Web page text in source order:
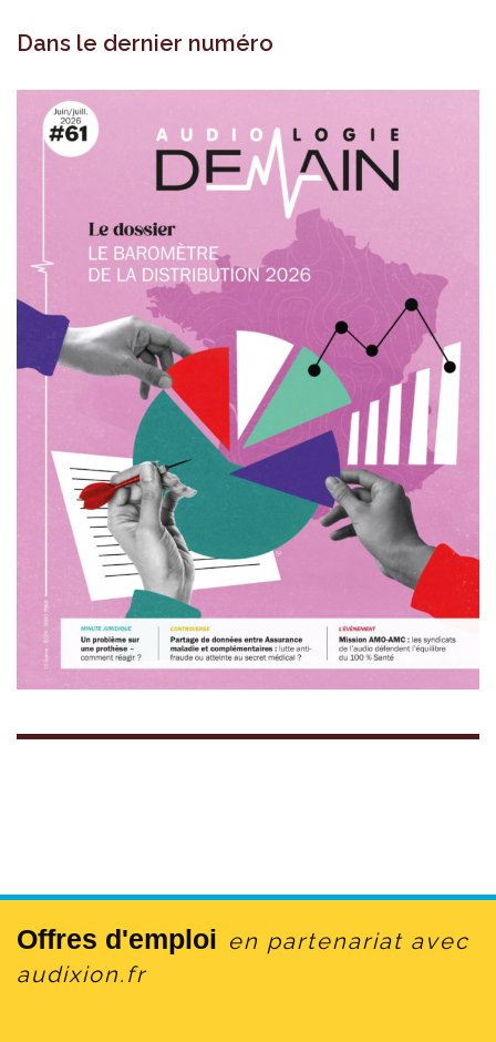
Dans le dernier numéro
Offres d'emploi en partenariat avec
audixion.fr